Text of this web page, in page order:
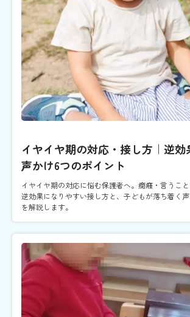
イヤイヤ期の対応・接し方｜逆効
声かけ6つのポイント
イヤイヤ期の対応に悩む保護者へ。癇癪・言うこ
逆効果になりやすい接し方と、子どもが落ち着く
を解説します。